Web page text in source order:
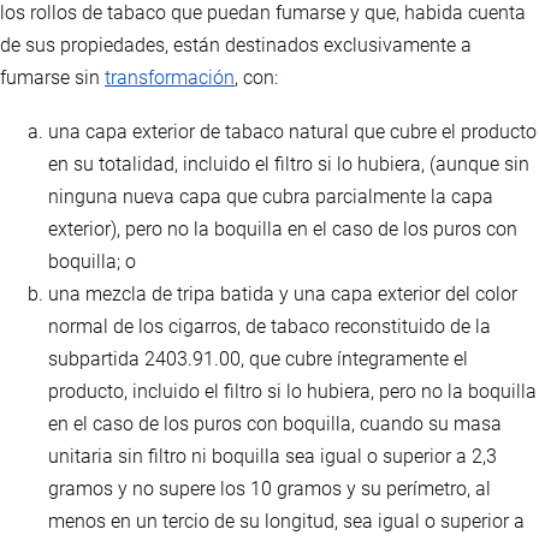
los rollos de tabaco que puedan fumarse y que, habida cuenta
de sus propiedades, están destinados exclusivamente a
fumarse sin transformación, con:
una capa exterior de tabaco natural que cubre el producto
en su totalidad, incluido el filtro si lo hubiera, (aunque sin
ninguna nueva capa que cubra parcialmente la capa
exterior), pero no la boquilla en el caso de los puros con
boquilla; o
una mezcla de tripa batida y una capa exterior del color
normal de los cigarros, de tabaco reconstituido de la
subpartida 2403.91.00, que cubre íntegramente el
producto, incluido el filtro si lo hubiera, pero no la boquilla
en el caso de los puros con boquilla, cuando su masa
unitaria sin filtro ni boquilla sea igual o superior a 2,3
gramos y no supere los 10 gramos y su perímetro, al
menos en un tercio de su longitud, sea igual o superior a